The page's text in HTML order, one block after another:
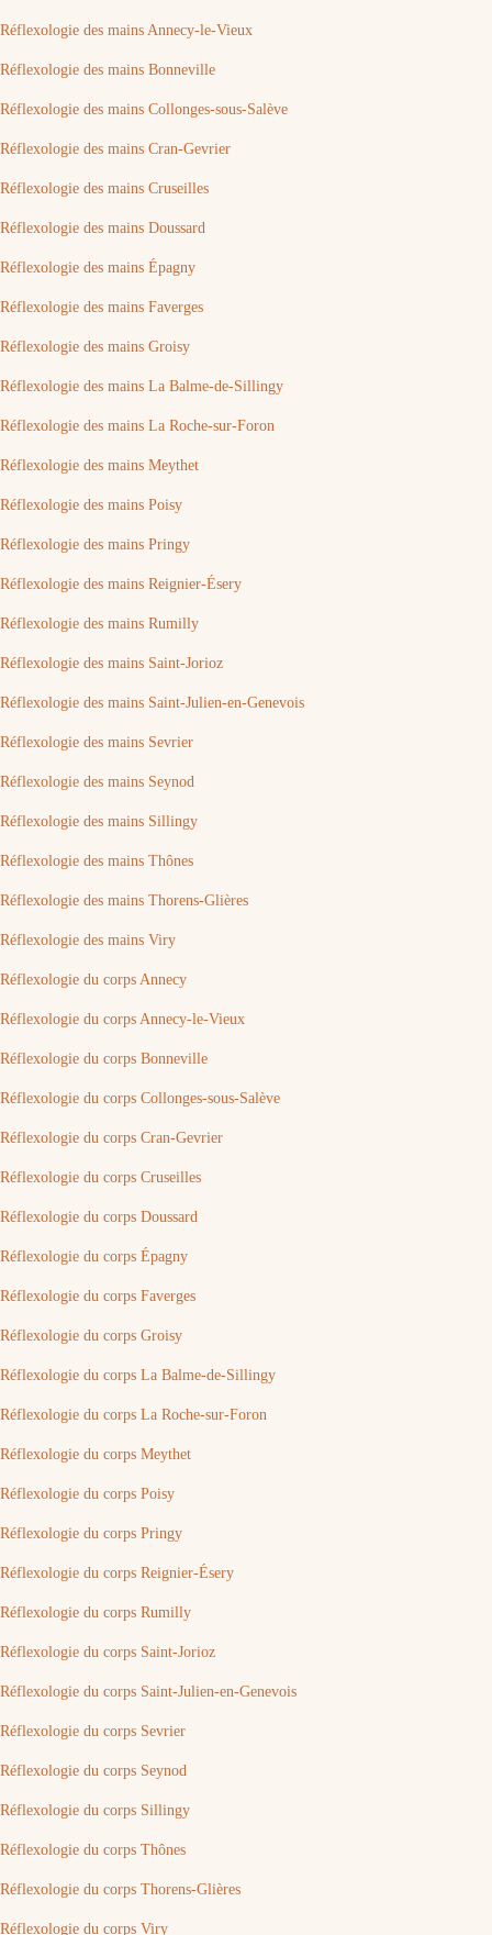
Réflexologie des mains Annecy-le-Vieux
Réflexologie des mains Bonneville
Réflexologie des mains Collonges-sous-Salève
Réflexologie des mains Cran-Gevrier
Réflexologie des mains Cruseilles
Réflexologie des mains Doussard
Réflexologie des mains Épagny
Réflexologie des mains Faverges
Réflexologie des mains Groisy
Réflexologie des mains La Balme-de-Sillingy
Réflexologie des mains La Roche-sur-Foron
Réflexologie des mains Meythet
Réflexologie des mains Poisy
Réflexologie des mains Pringy
Réflexologie des mains Reignier-Ésery
Réflexologie des mains Rumilly
Réflexologie des mains Saint-Jorioz
Réflexologie des mains Saint-Julien-en-Genevois
Réflexologie des mains Sevrier
Réflexologie des mains Seynod
Réflexologie des mains Sillingy
Réflexologie des mains Thônes
Réflexologie des mains Thorens-Glières
Réflexologie des mains Viry
Réflexologie du corps Annecy
Réflexologie du corps Annecy-le-Vieux
Réflexologie du corps Bonneville
Réflexologie du corps Collonges-sous-Salève
Réflexologie du corps Cran-Gevrier
Réflexologie du corps Cruseilles
Réflexologie du corps Doussard
Réflexologie du corps Épagny
Réflexologie du corps Faverges
Réflexologie du corps Groisy
Réflexologie du corps La Balme-de-Sillingy
Réflexologie du corps La Roche-sur-Foron
Réflexologie du corps Meythet
Réflexologie du corps Poisy
Réflexologie du corps Pringy
Réflexologie du corps Reignier-Ésery
Réflexologie du corps Rumilly
Réflexologie du corps Saint-Jorioz
Réflexologie du corps Saint-Julien-en-Genevois
Réflexologie du corps Sevrier
Réflexologie du corps Seynod
Réflexologie du corps Sillingy
Réflexologie du corps Thônes
Réflexologie du corps Thorens-Glières
Réflexologie du corps Viry